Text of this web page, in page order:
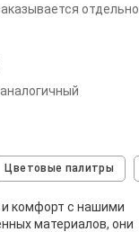
отдельно
Цветовые палитры
и комфорт с нашими
материалов, они